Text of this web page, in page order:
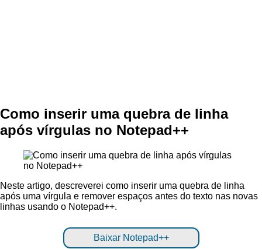
Como inserir uma quebra de linha
após vírgulas no Notepad++
Neste artigo, descreverei como inserir uma quebra de linha
após uma vírgula e remover espaços antes do texto nas novas
linhas usando o Notepad++.
Baixar Notepad++